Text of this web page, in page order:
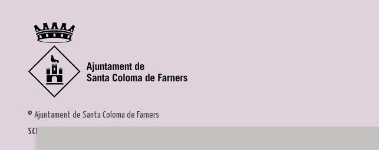
© Ajuntament de Santa Coloma de Farners
SCF Cultura